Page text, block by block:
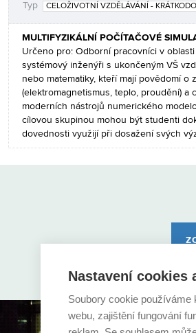
Typ CELOŽIVOTNÍ VZDĚLÁVÁNÍ -
MULTIFYZIKÁLNÍ POČÍTAČOVÉ
Určeno pro: Odborní pracovníci v
systémový inženýři s ukončeným VŠ
nebo matematiky, kteří mají povědomí o
(elektromagnetismus, teplo, proudění)
moderních nástrojů numerického
cílovou skupinou mohou být studenti
dovednosti využijí při dosažení svých
Nastavení cookies
Soubory cookie
webu, zajištění fungování